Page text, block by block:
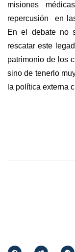
misiones
repercusión en
En el debate no
rescatar este
patrimonio de los
sino de tenerlo
la política externa